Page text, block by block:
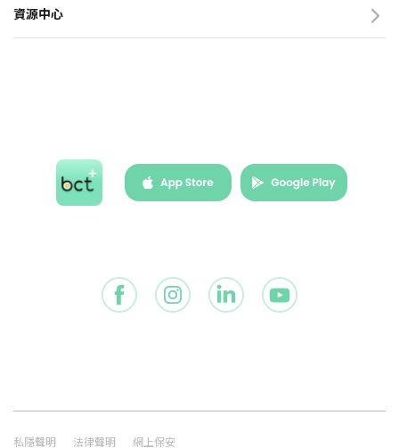
成為 BCT 人（英文版）
資源中心
BCT e旅程
私隱聲明 法律聲明 網上保安